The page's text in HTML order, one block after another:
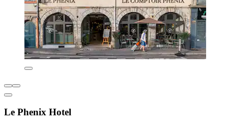
Le Phenix Hotel